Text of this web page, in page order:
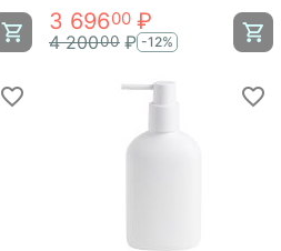
3 69600 ₽
4 20000 ₽ -12%